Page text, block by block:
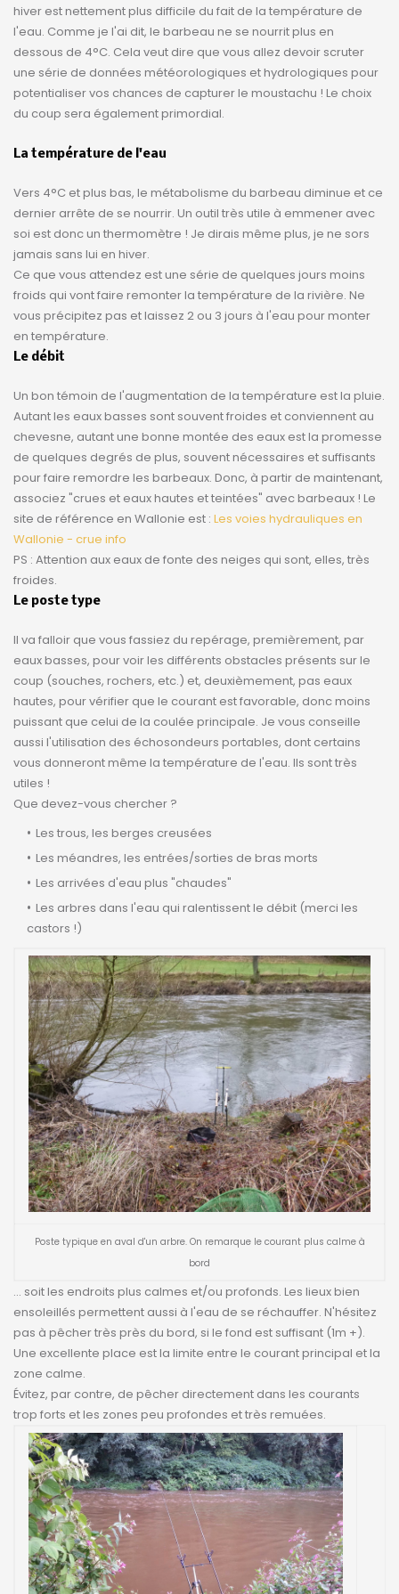
hiver est nettement plus difficile du fait de la température de
l'eau. Comme je l'ai dit, le barbeau ne se nourrit plus en
dessous de 4°C. Cela veut dire que vous allez devoir scruter
une série de données météorologiques et hydrologiques pour
potentialiser vos chances de capturer le moustachu ! Le choix
du coup sera également primordial.
La température de l'eau
Vers 4°C et plus bas, le métabolisme du barbeau diminue et ce
dernier arrête de se nourrir. Un outil très utile à emmener avec
soi est donc un thermomètre ! Je dirais même plus, je ne sors
jamais sans lui en hiver.
Ce que vous attendez est une série de quelques jours moins
froids qui vont faire remonter la température de la rivière. Ne
vous précipitez pas et laissez 2 ou 3 jours à l'eau pour monter
en température.
Le débit
Un bon témoin de l'augmentation de la température est la pluie.
Autant les eaux basses sont souvent froides et conviennent au
chevesne, autant une bonne montée des eaux est la promesse
de quelques degrés de plus, souvent nécessaires et suffisants
pour faire remordre les barbeaux. Donc, à partir de maintenant,
associez "crues et eaux hautes et teintées" avec barbeaux ! Le
site de référence en Wallonie est : Les voies hydrauliques en
Wallonie - crue info
PS : Attention aux eaux de fonte des neiges qui sont, elles, très
froides.
Le poste type
Il va falloir que vous fassiez du repérage, premièrement, par
eaux basses, pour voir les différents obstacles présents sur le
coup (souches, rochers, etc.) et, deuxièmement, pas eaux
hautes, pour vérifier que le courant est favorable, donc moins
puissant que celui de la coulée principale. Je vous conseille
aussi l'utilisation des échosondeurs portables, dont certains
vous donneront même la température de l'eau. Ils sont très
utiles !
Que devez-vous chercher ?
Les trous, les berges creusées
Les méandres, les entrées/sorties de bras morts
Les arrivées d'eau plus "chaudes"
Les arbres dans l'eau qui ralentissent le débit (merci les
castors !)
Poste typique en aval d'un arbre. On remarque le courant plus calme à
bord
... soit les endroits plus calmes et/ou profonds. Les lieux bien
ensoleillés permettent aussi à l'eau de se réchauffer. N'hésitez
pas à pêcher très près du bord, si le fond est suffisant (1m +).
Une excellente place est la limite entre le courant principal et la
zone calme.
Évitez, par contre, de pêcher directement dans les courants
trop forts et les zones peu profondes et très remuées.